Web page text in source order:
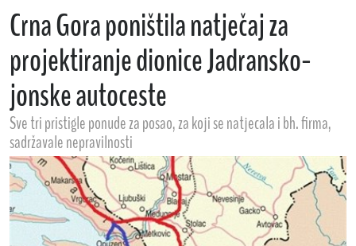
Crna Gora poništila natječaj za
projektiranje dionice Jadransko-
jonske autoceste
Sve tri pristigle ponude za posao, za koji se natjecala i bh. firma,
sadržavale nepravilnosti